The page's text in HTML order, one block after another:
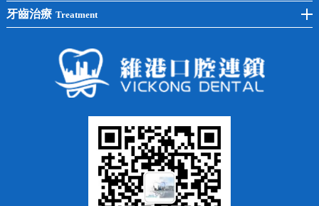
半口種植
全口種植
黃黑牙
常見問題
兒童矯正
牙列不齊
全瓷牙
牙齒治療 Treatment
牙齦出血